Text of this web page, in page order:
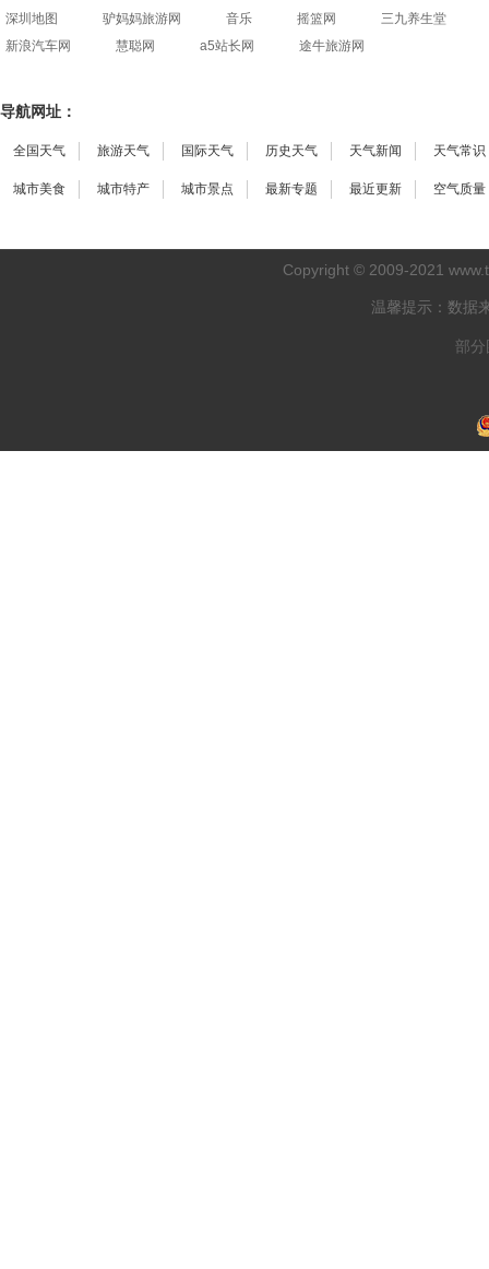
深圳地图 驴妈妈旅游网 音乐 摇篮网
三九养生堂
新浪汽车网
慧聪网 a5站长网 途牛旅游网
导航网址：
全国天气 旅游天气 国际天气 历史天气 天气新闻 天气常识
城市美食 城市特产 城市景点 最新专题 最近更新 空气质量
Copyright © 2009-2021
温馨提示：数据
部分